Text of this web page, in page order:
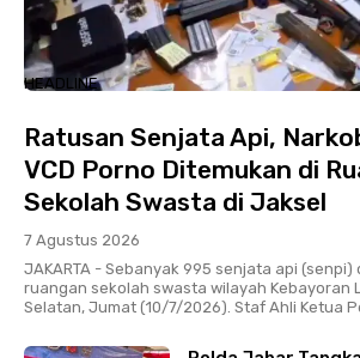
HEADLINE
Ratusan Senjata Api,
VCD Porno Ditemukan di
Sekolah Swasta di Jaksel
7 Agustus 2026
JAKARTA - Sebanyak 995 senjata api
ruangan sekolah swasta wilayah Kebayoran
Selatan, Jumat (10/7/2026). Staf Ahli Ketua